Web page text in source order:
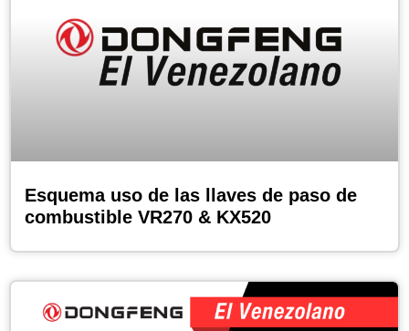
Esquema uso de las llaves de paso de
combustible VR270 & KX520